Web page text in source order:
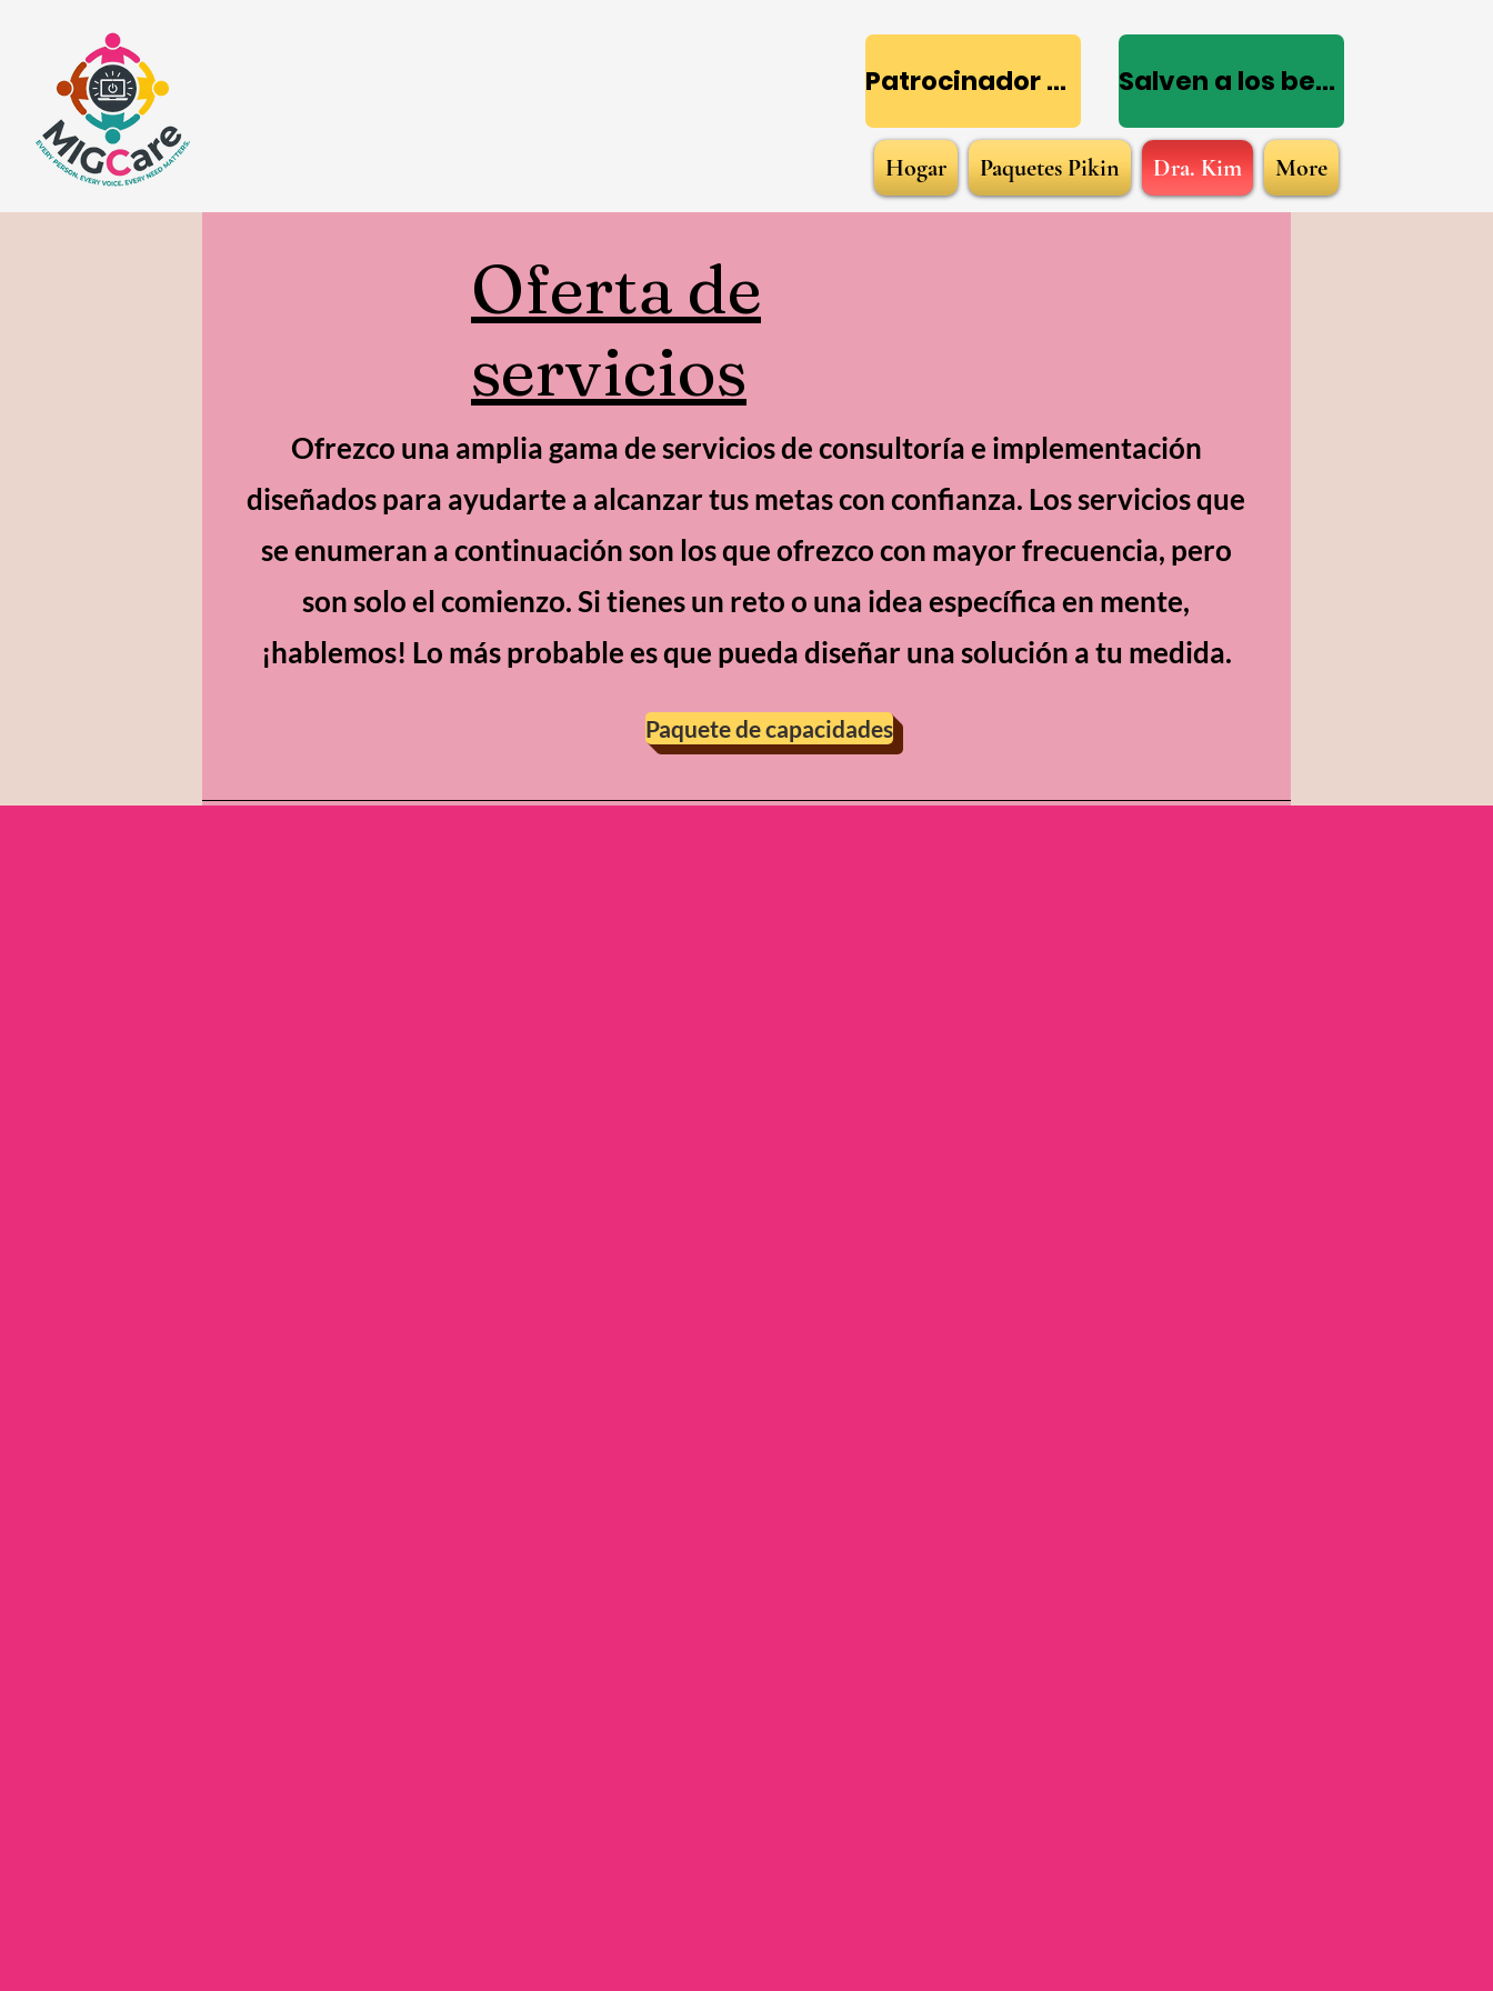
Patrocinador de TIC Salven a los bebés
Hogar Paquetes Pikin Dra. Kim More
Oferta de
servicios
Ofrezco una amplia gama de servicios de consultoría e implementación
diseñados para ayudarte a alcanzar tus metas con confianza. Los servicios que
se enumeran a continuación son los que ofrezco con mayor frecuencia, pero
son solo el comienzo. Si tienes un reto o una idea específica en mente,
¡hablemos! Lo más probable es que pueda diseñar una solución a tu medida.
Paquete de capacidades